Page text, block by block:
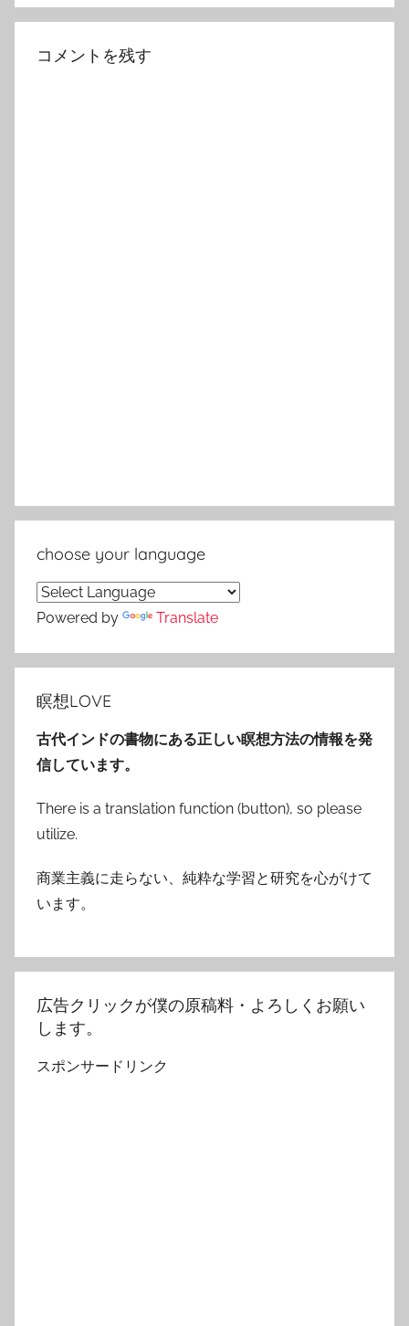
シ
コメントを残す
choose your language
Powered by Translate
瞑想LOVE
古代インドの書物にある正しい瞑想方法の情報を発
信しています。
There is a translation function (button), so please
utilize.
商業主義に走らない、純粋な学習と研究を心がけて
います。
広告クリックが僕の原稿料・よろしくお願い
します。
スポンサードリンク